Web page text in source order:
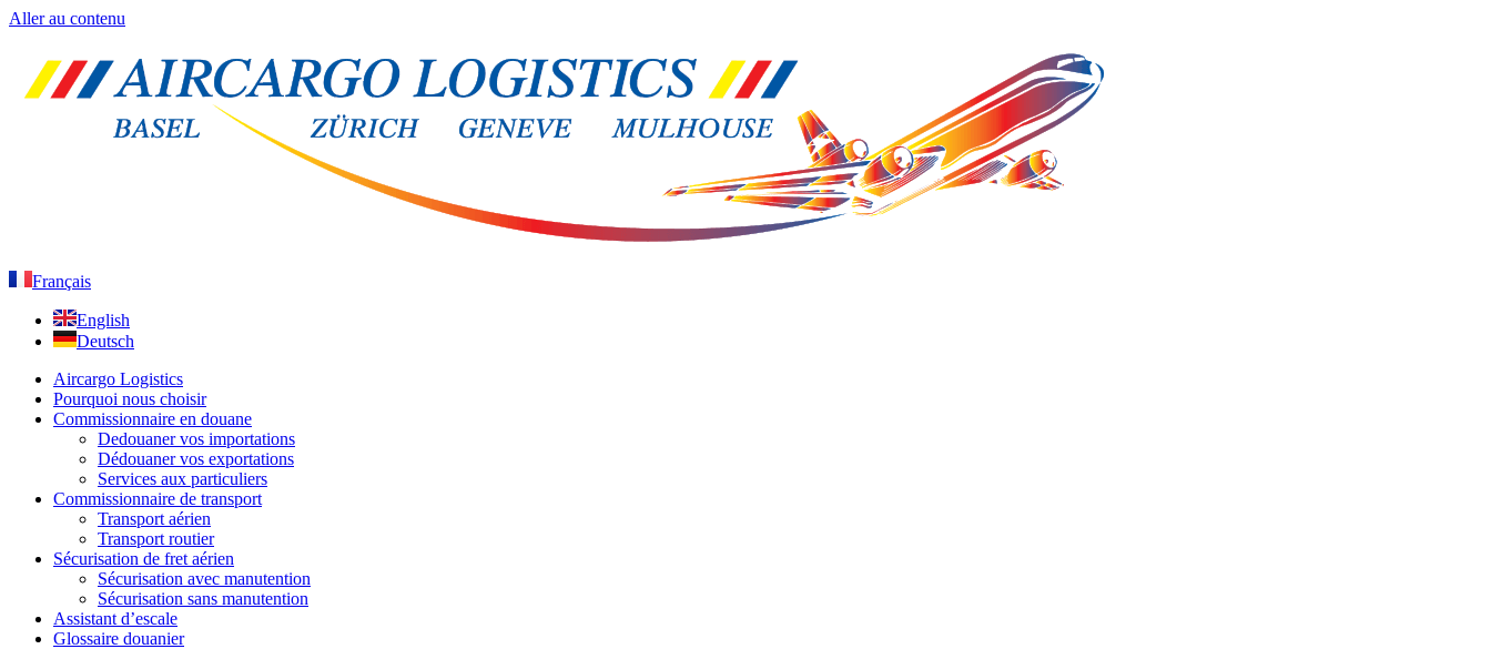
Aller au contenu
Français
English
Deutsch
Aircargo Logistics
Pourquoi nous choisir
Commissionnaire en douane
Dedouaner vos importations
Dédouaner vos exportations
Services aux particuliers
Commissionnaire de transport
Transport aérien
Transport routier
Sécurisation de fret aérien
Sécurisation avec manutention
Sécurisation sans manutention
Assistant d’escale
Glossaire douanier